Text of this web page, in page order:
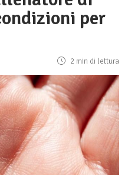
per
2 min di lettura